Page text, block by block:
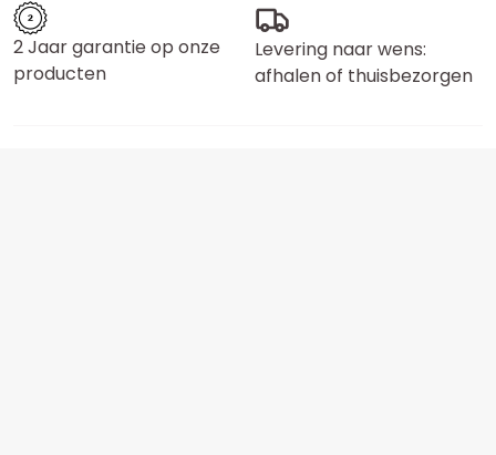
2 Jaar garantie op onze
producten
Levering naar wens:
afhalen of thuisbezorgen